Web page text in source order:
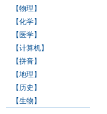
【物理】
【化学】
【医学】
【计算机】
【拼音】
【地理】
【历史】
【生物】